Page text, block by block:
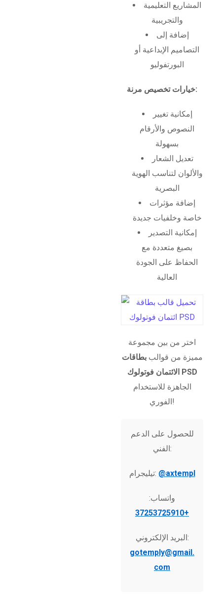
المشاريع التعليمية
والتجريبية
إضافة إلى
التصاميم الإبداعية أو
البورتفوليو
خيارات تخصيص مرنة:
إمكانية تغيير
النصوص والأرقام
بسهولة
تعديل الشعار
والألوان لتناسب الهوية
البصرية
إضافة مؤثرات
خاصة وخلفيات جديدة
إمكانية التصدير
بصيغ متعددة مع
الحفاظ على الجودة
العالية
اختر من بين مجموعة
مميزة من قوالببطاقات
الائتمان فوتولوك PSD
الجاهزة للاستخدام
الفوري!
للحصول على الدعم
الفني:
تيليجرام: @axtempl
واتساب:
+37253725910
البريد الإلكتروني:
gotemply@gmail.
com